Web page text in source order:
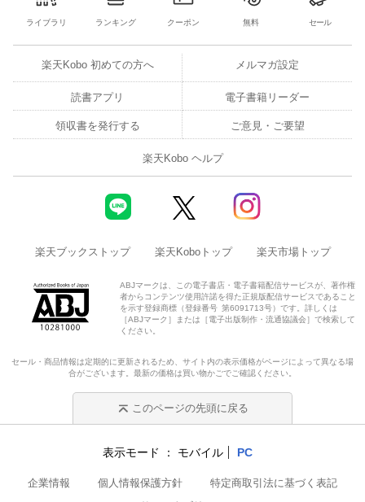
ライブラリ ランキング クーポン 無料 セール
楽天Kobo 初めての方へ メルマガ設定
読書アプリ 電子書籍リーダー
領収書を発行する ご意見・ご要望
楽天Kobo ヘルプ
楽天ブックストップ 楽天Koboトップ 楽天市場トップ
ABJマークは、この電子書店・電子書籍配信サービスが、著作権
者からコンテンツ使用許諾を得た正規版配信サービスであること
を示す登録商標（登録番号 第6091713号）です。詳しくは
［ABJマーク］または［電子出版制作・流通協議会］で検索して
ください。
セール・商品情報は定期的に更新されるため、サイト内の表示価格がページによって異なる場
合がございます。最新の価格は買い物かごでご確認ください。
このページの先頭に戻る
表示モード モバイル PC
企業情報 個人情報保護方針
特定商取引法に基づく表記